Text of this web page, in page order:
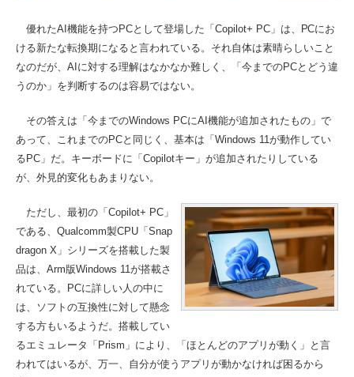
優れたAI機能を持つPCとして登場した「Copilot+ PC」は、PCにお
ける新たな転換期になると言われている。それ自体は素晴らしいこと
なのだが、AIに対する理解はなかなか難しく、「今までのPCとどう違
うのか」を判断するのは容易ではない。
その答えは「今までのWindows PCにAI機能が追加されたもの」で
あって、これまでのPCと同じく、基本は「Windows 11が動作してい
るPC」だ。キーボードに「Copilotキー」が追加されたりしている
が、外見的変化もあまりない。
ただし、最初の「Copilot+ PC」
である、Qualcomm製CPU「Snap
dragon X」シリーズを搭載した製
品は、Arm版Windows 11が搭載さ
れている。PCに詳しい人の中に
は、ソフトの互換性に対して懸念
する方もいるようだ。搭載してい
るエミュレータ「Prism」により、「ほとんどのアプリが動く」と言
われてはいるが、万一、自分が使うアプリが動かなければ困るから